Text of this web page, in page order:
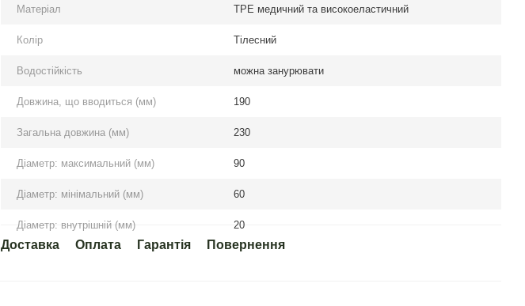
Матеріал TPE медичний та високоеластичний
Колір Тілесний
Водостійкість можна занурювати
Довжина, що вводиться (мм) 190
Загальна довжина (мм) 230
Діаметр: максимальний (мм) 90
Діаметр: мінімальний (мм) 60
Діаметр: внутрішній (мм) 20
Доставка Оплата Гарантія Повернення